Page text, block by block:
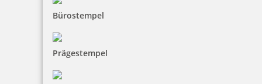
Bürostempel
Prägestempel